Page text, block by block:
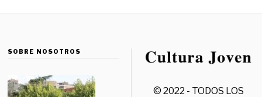
SOBRE NOSOTROS
© 2022 - TODOS LOS